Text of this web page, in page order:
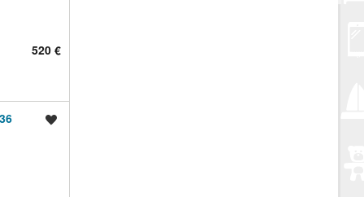
520 €